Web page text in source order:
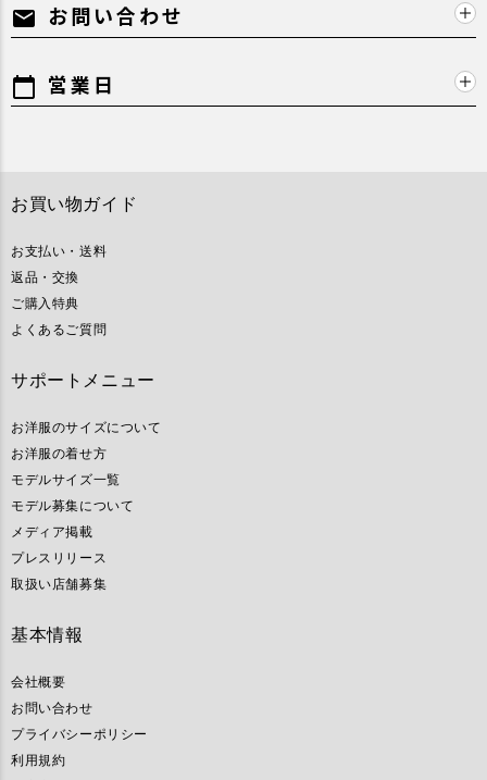
mail お問い合わせ
calendar_today 営業日
お買い物ガイド
お支払い・送料
返品・交換
ご購入特典
よくあるご質問
サポートメニュー
お洋服のサイズについて
お洋服の着せ方
モデルサイズ一覧
モデル募集について
メディア掲載
プレスリリース
取扱い店舗募集
基本情報
会社概要
お問い合わせ
プライバシーポリシー
利用規約